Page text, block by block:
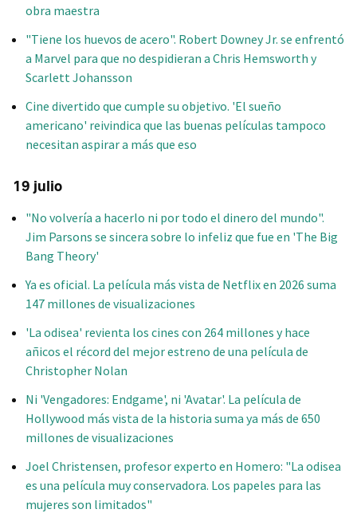
obra maestra
"Tiene los huevos de acero". Robert Downey Jr. se enfrentó
a Marvel para que no despidieran a Chris Hemsworth y
Scarlett Johansson
Cine divertido que cumple su objetivo. 'El sueño
americano' reivindica que las buenas películas tampoco
necesitan aspirar a más que eso
19 julio
"No volvería a hacerlo ni por todo el dinero del mundo".
Jim Parsons se sincera sobre lo infeliz que fue en 'The Big
Bang Theory'
Ya es oficial. La película más vista de Netflix en 2026 suma
147 millones de visualizaciones
'La odisea' revienta los cines con 264 millones y hace
añicos el récord del mejor estreno de una película de
Christopher Nolan
Ni 'Vengadores: Endgame', ni 'Avatar'. La película de
Hollywood más vista de la historia suma ya más de 650
millones de visualizaciones
Joel Christensen, profesor experto en Homero: "La odisea
es una película muy conservadora. Los papeles para las
mujeres son limitados"